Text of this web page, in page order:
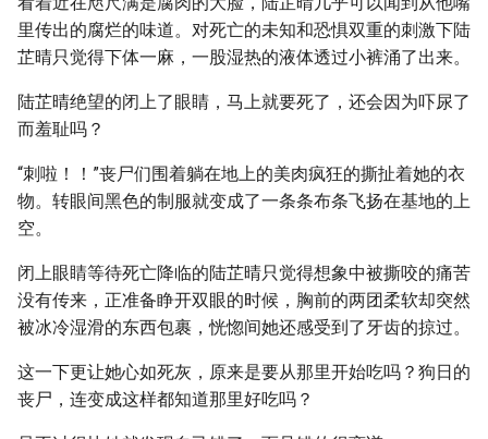
里传出的腐烂的味道。对死亡的未知和恐惧双重的刺激下陆
芷晴只觉得下体一麻，一股湿热的液体透过小裤涌了出来。
陆芷晴绝望的闭上了眼睛，马上就要死了，还会因为吓尿了
而羞耻吗？
“刺啦！！”丧尸们围着躺在地上的美肉疯狂的撕扯着她的衣
物。转眼间黑色的制服就变成了一条条布条飞扬在基地的上
空。
闭上眼睛等待死亡降临的陆芷晴只觉得想象中被撕咬的痛苦
没有传来，正准备睁开双眼的时候，胸前的两团柔软却突然
被冰冷湿滑的东西包裹，恍惚间她还感受到了牙齿的掠过。
这一下更让她心如死灰，原来是要从那里开始吃吗？狗日的
丧尸，连变成这样都知道那里好吃吗？